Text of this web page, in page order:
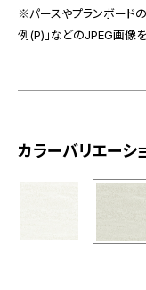
スペースソリューション事業
オフィスソリューション事
会社情報
お知らせ プライバ
※パースやプランボードの
例(P)」などのJPEG画像を
カラーバリエーシ